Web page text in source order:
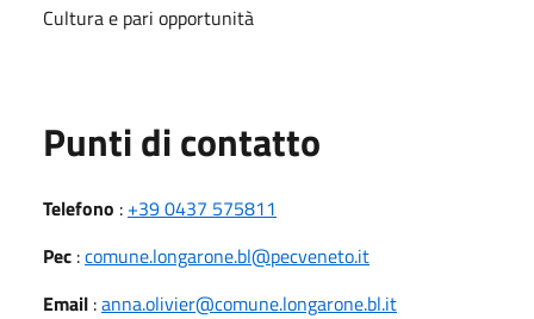
Cultura e pari opportunità
Punti di contatto
Telefono : +39 0437 575811
Pec :comune.longarone.bl@pecveneto.it
Email :anna.olivier@comune.longarone.bl.it